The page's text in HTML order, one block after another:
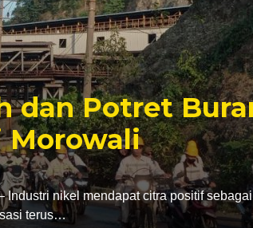
Tambang
Politik Anwar
jabatan dari bupati Morowali ke kursi